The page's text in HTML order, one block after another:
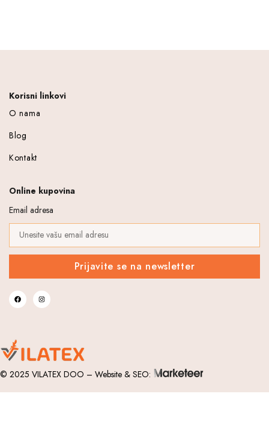
Korisni linkovi
O nama
Blog
Kontakt
Online kupovina
Email adresa
Prijavite se na newsletter
© 2025 VILATEX DOO – Website & SEO: